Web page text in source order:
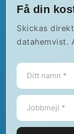
Få din
Skickas
datahemvist.